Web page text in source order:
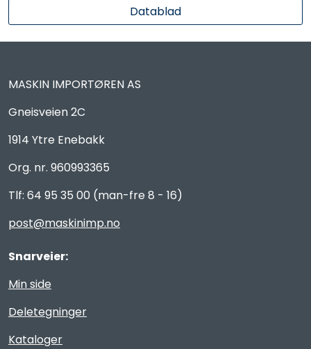
Datablad
MASKIN IMPORTØREN AS
Gneisveien 2C
1914 Ytre Enebakk
Org. nr. 960993365
Tlf: 64 95 35 00 (man-fre 8 - 16)
post@maskinimp.no
Snarveier:
Min side
Deletegninger
Kataloger
Kataloger